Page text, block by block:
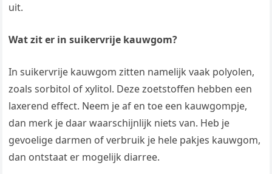
uit.
Wat zit er in suikervrije kauwgom?
In suikervrije kauwgom zitten namelijk vaak polyolen,
zoals sorbitol of xylitol. Deze zoetstoffen hebben een
laxerend effect. Neem je af en toe een kauwgompje,
dan merk je daar waarschijnlijk niets van. Heb je
gevoelige darmen of verbruik je hele pakjes kauwgom,
dan ontstaat er mogelijk diarree.